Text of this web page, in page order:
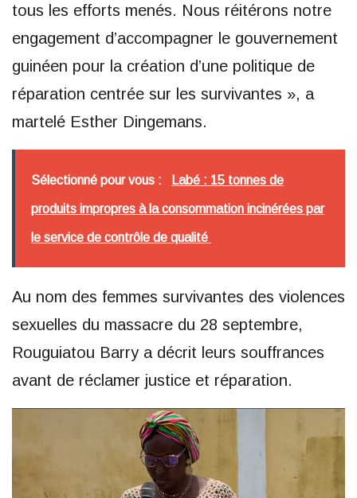
tous les efforts menés. Nous réitérons notre
engagement d’accompagner le gouvernement
guinéen pour la création d’une politique de
réparation centrée sur les survivantes », a
martelé Esther Dingemans.
Sélectionné pour vous : Labé : 15 tonnes de
produits impropres à la consommation incinérées par
le service de contrôle de qualité
Au nom des femmes survivantes des violences
sexuelles du massacre du 28 septembre,
Rouguiatou Barry a décrit leurs souffrances
avant de réclamer justice et réparation.